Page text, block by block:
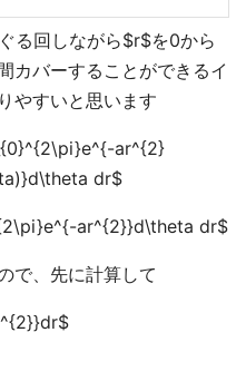
る回しながら$r$を0から
カバーすることができるイ
やすいと思います
ar^{2}
dr$
ar^{2}}d\theta dr$
で、先に計算して